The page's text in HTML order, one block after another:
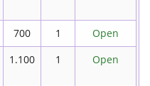
700 1
Open
1.100 1 Open